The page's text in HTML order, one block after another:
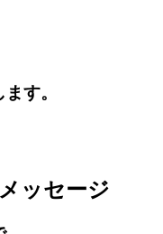
す。
ッセージ